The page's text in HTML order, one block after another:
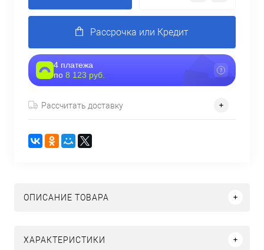
Рассрочка или Кредит
4 платежа
по 8 123 руб.
Рассчитать доставку
ОПИСАНИЕ ТОВАРА
ХАРАКТЕРИСТИКИ